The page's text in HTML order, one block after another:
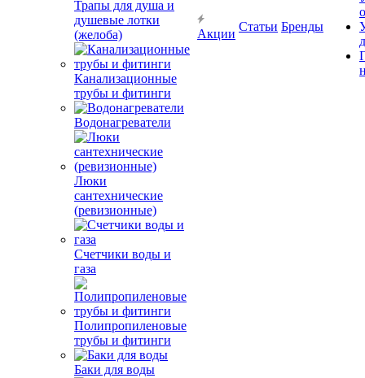
Трапы для душа и
душевые лотки
(желоба)
Канализационные
трубы и фитинги
Водонагреватели
Люки
сантехнические
(ревизионные)
Счетчики воды и
газа
Полипропиленовые
трубы и фитинги
Баки для воды
Акции
Статьи Бренды